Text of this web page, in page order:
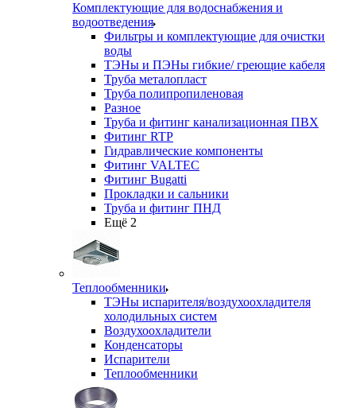
Комплектующие для водоснабжения и
водоотведения
Фильтры и комплектующие для очистки
воды
ТЭНы и ПЭНы гибкие/ греющие кабеля
Труба металопласт
Труба полипропиленовая
Разное
Труба и фитинг канализационная ПВХ
Фитинг RTP
Гидравлические компоненты
Фитинг VALTEC
Фитинг Bugatti
Прокладки и сальники
Труба и фитинг ПНД
Ещё 2
Теплообменники
ТЭНы испарителя/воздухоохладителя
холодильных систем
Воздухоохладители
Конденсаторы
Испарители
Теплообменники